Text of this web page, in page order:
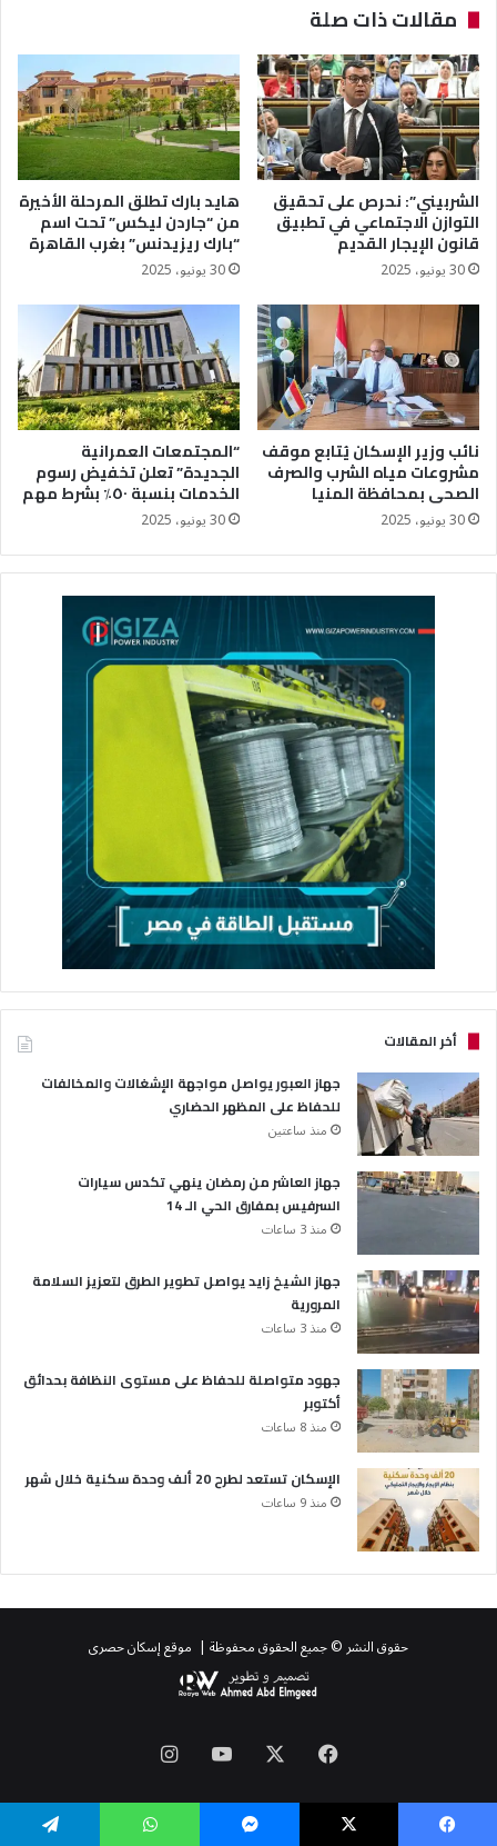
مقالات ذات صلة
الشربيني”: نحرص على تحقيق
التوازن الاجتماعي في تطبيق
قانون الإيجار القديم
30 يونيو، 2025
هايد بارك تطلق المرحلة الأخيرة
من “جاردن ليكس” تحت اسم
“بارك ريزيدنس” بغرب القاهرة
30 يونيو، 2025
نائب وزير الإسكان يُتابع موقف
مشروعات مياه الشرب والصرف
الصحى بمحافظة المنيا
30 يونيو، 2025
“المجتمعات العمرانية
الجديدة” تعلن تخفيض رسوم
الخدمات بنسبة ٥٠٪؜ بشرط مهم
30 يونيو، 2025
أخر المقالات
جهاز العبور يواصل مواجهة الإشغالات والمخالفات
للحفاظ على المظهر الحضاري
منذ ساعتين
جهاز العاشر من رمضان ينهي تكدس سيارات
السرفيس بمفارق الحي الـ 14
منذ 3 ساعات
جهاز الشيخ زايد يواصل تطوير الطرق لتعزيز السلامة
المرورية
منذ 3 ساعات
جهود متواصلة للحفاظ على مستوى النظافة بحدائق
أكتوبر
منذ 8 ساعات
الإسكان تستعد لطرح 20 ألف وحدة سكنية خلال شهر
منذ 9 ساعات
حقوق النشر © جميع الحقوق محفوظة | موقع إسكان حصرى
فيسبوك ‫YouTube